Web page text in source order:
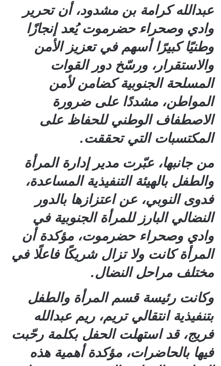
عبدالله كرامة بن مشدود، أن تحرير
وادي وصحراء حضرموت يُعد إنجازًا
وطنيًا كبيرًا أسهم في تعزيز الأمن
والاستقرار، ورسّخ دور القوات
المسلحة الجنوبية كضامن لأمن
المواطن، مشددًا على ضرورة
الاصطفاف الوطني للحفاظ على
المكتسبات التي تحققت.
من جانبها، عبّرت مدير إدارة المرأة
والطفل بالهيئة التنفيذية المساعدة،
فدوى النوبي، عن اعتزازها بالدور
النضالي البارز للمرأة الجنوبية في
وادي وصحراء حضرموت، مؤكدة أن
المرأة كانت ولا تزال شريكًا فاعلًا في
مختلف مراحل النضال.
وكانت رئيسة قسم المرأة والطفل
بتنفيذية انتقالي تريم، ريم عبدالله
فريج، قد استهلت الحفل بكلمة رحّبت
فيها بالحاضرات، مؤكدة أهمية هذه